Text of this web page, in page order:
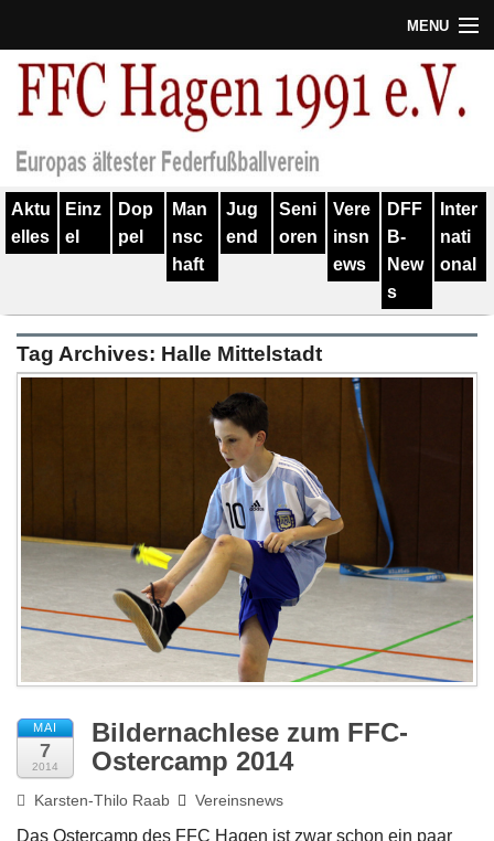
MENU
Termine
Verein
Geschichte
Training
Spieler
Aktu
elles
Einz
el
Dop
pel
Man
nsc
haft
Jug
end
Seni
oren
Vere
insn
ews
DFF
B-
New
s
Inter
nati
onal
Tag Archives: Halle Mittelstadt
MAI
7
2014
Bildernachlese zum FFC-
Ostercamp 2014
Karsten-Thilo Raab Vereinsnews
Das Ostercamp des FFC Hagen ist zwar schon ein paar